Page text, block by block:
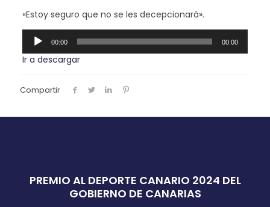
«Estoy seguro que no se les decepcionará».
Reproductor
audio
00:00 00:00
Ir a descargar
Compartir
PREMIO AL DEPORTE CANARIO 2024 DEL
GOBIERNO DE CANARIAS